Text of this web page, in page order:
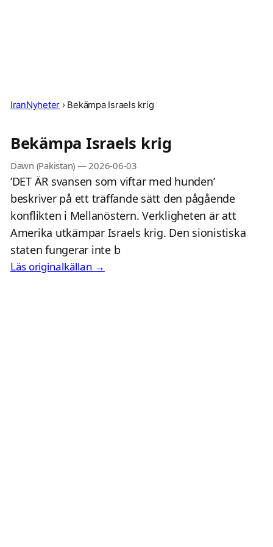
IranNyheter › Bekämpa Israels krig
Bekämpa Israels krig
Dawn (Pakistan) — 2026-06-03
’DET ÄR svansen som viftar med hunden’
beskriver på ett träffande sätt den pågående
konflikten i Mellanöstern. Verkligheten är att
Amerika utkämpar Israels krig. Den sionistiska
staten fungerar inte b
Läs originalkällan →